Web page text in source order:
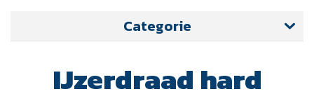
Categorie
IJzerdraad hard